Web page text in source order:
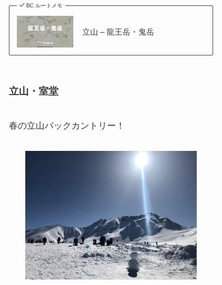
BC ルートメモ
立山 – 龍王岳・鬼岳
立山・室堂
春の立山バックカントリー！